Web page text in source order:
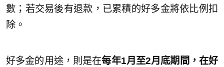
數；若交易後有退款，已累積的好多金將依比例扣
除。
好多金的用途，則是在每年1月至2月底期間，在好